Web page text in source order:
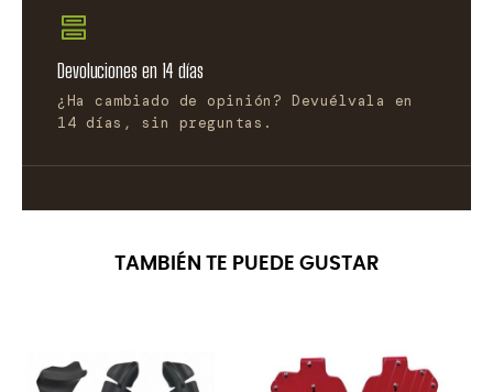
Devoluciones en 14 días
¿Ha cambiado de opinión? Devuélvala en
14 días, sin preguntas.
TAMBIÉN TE PUEDE GUSTAR